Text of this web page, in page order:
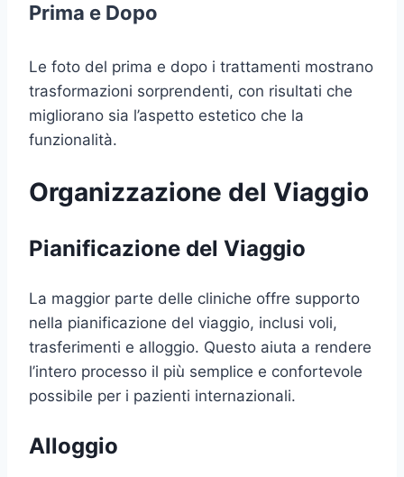
Prima e Dopo
Le foto del prima e dopo i trattamenti mostrano
trasformazioni sorprendenti, con risultati che
migliorano sia l’aspetto estetico che la
funzionalità.
Organizzazione del Viaggio
Pianificazione del Viaggio
La maggior parte delle cliniche offre supporto
nella pianificazione del viaggio, inclusi voli,
trasferimenti e alloggio. Questo aiuta a rendere
l’intero processo il più semplice e confortevole
possibile per i pazienti internazionali.
Alloggio